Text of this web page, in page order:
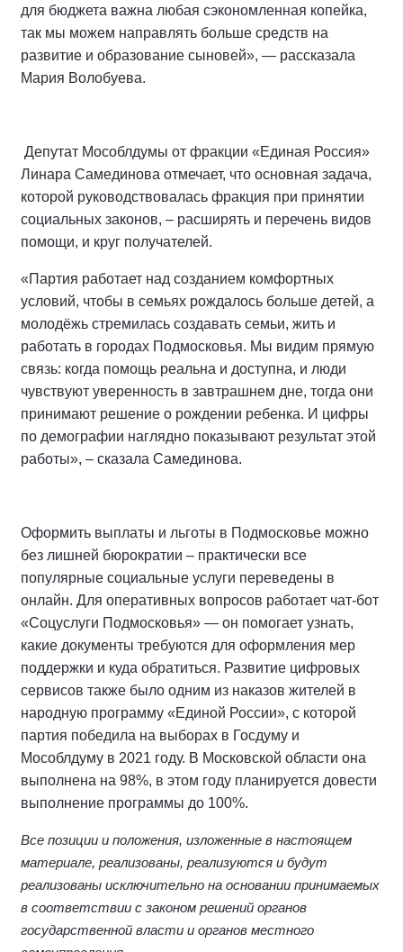
для бюджета важна любая сэкономленная копейка,
так мы можем направлять больше средств на
развитие и образование сыновей», — рассказала
Мария Волобуева.
Депутат Мособлдумы от фракции «Единая Россия»
Линара Самединова отмечает, что основная задача,
которой руководствовалась фракция при принятии
социальных законов, – расширять и перечень видов
помощи, и круг получателей.
«Партия работает над созданием комфортных
условий, чтобы в семьях рождалось больше детей, а
молодёжь стремилась создавать семьи, жить и
работать в городах Подмосковья. Мы видим прямую
связь: когда помощь реальна и доступна, и люди
чувствуют уверенность в завтрашнем дне, тогда они
принимают решение о рождении ребенка. И цифры
по демографии наглядно показывают результат этой
работы», – сказала Самединова.
Оформить выплаты и льготы в Подмосковье можно
без лишней бюрократии – практически все
популярные социальные услуги переведены в
онлайн. Для оперативных вопросов работает чат-бот
«Соцуслуги Подмосковья» — он помогает узнать,
какие документы требуются для оформления мер
поддержки и куда обратиться. Развитие цифровых
сервисов также было одним из наказов жителей в
народную программу «Единой России», с которой
партия победила на выборах в Госдуму и
Мособлдуму в 2021 году. В Московской области она
выполнена на 98%, в этом году планируется довести
выполнение программы до 100%.
Все позиции и положения, изложенные в настоящем
материале, реализованы, реализуются и будут
реализованы исключительно на основании принимаемых
в соответствии с законом решений органов
государственной власти и органов местного